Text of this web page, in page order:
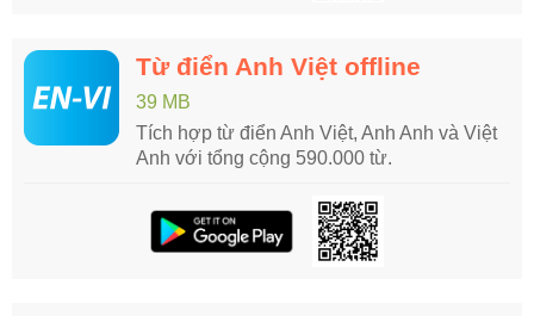
Từ điển Anh Việt offline
39 MB
Tích hợp từ điển Anh Việt, Anh Anh và Việt
Anh với tổng cộng 590.000 từ.